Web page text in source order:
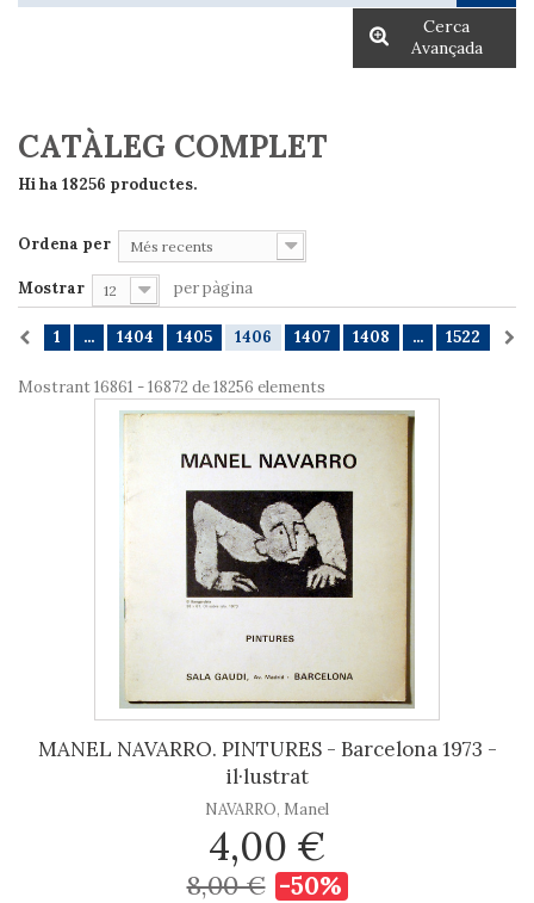
Cerca
Avançada
CATÀLEG COMPLET
Hi ha 18256 productes.
Ordena per Més recents
Mostrar 12 per pàgina
1 ... 1404 1405 1406 1407 1408 ... 1522
Mostrant 16861 - 16872 de 18256 elements
MANEL NAVARRO. PINTURES - Barcelona 1973 -
il·lustrat
NAVARRO, Manel
4,00 €
8,00 € -50%